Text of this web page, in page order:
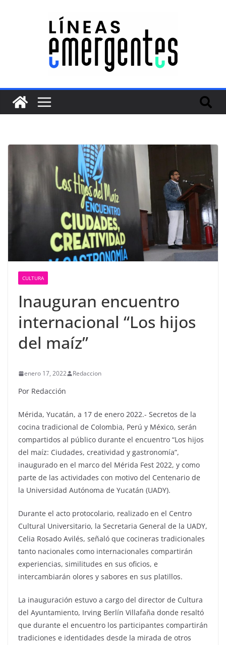
CULTURA
Inauguran encuentro
internacional “Los hijos
del maíz”
enero 17, 2022 Redaccion
Por Redacción
Mérida, Yucatán, a 17 de enero 2022.- Secretos de la
cocina tradicional de Colombia, Perú y México, serán
compartidos al público durante el encuentro “Los hijos
del maíz: Ciudades, creatividad y gastronomía”,
inaugurado en el marco del Mérida Fest 2022, y como
parte de las actividades con motivo del Centenario de
la Universidad Autónoma de Yucatán (UADY).
Durante el acto protocolario, realizado en el Centro
Cultural Universitario, la Secretaria General de la UADY,
Celia Rosado Avilés, señaló que cocineras tradicionales
tanto nacionales como internacionales compartirán
experiencias, similitudes en sus oficios, e
intercambiarán olores y sabores en sus platillos.
La inauguración estuvo a cargo del director de Cultura
del Ayuntamiento, Irving Berlín Villafaña donde resaltó
que durante el encuentro los participantes compartirán
tradiciones e identidades desde la mirada de otros